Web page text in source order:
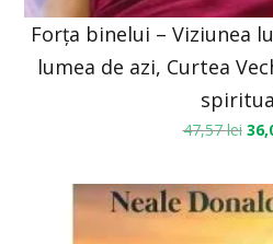
Forța binelui – Viziunea
lumea de azi, Curtea
47,57lei